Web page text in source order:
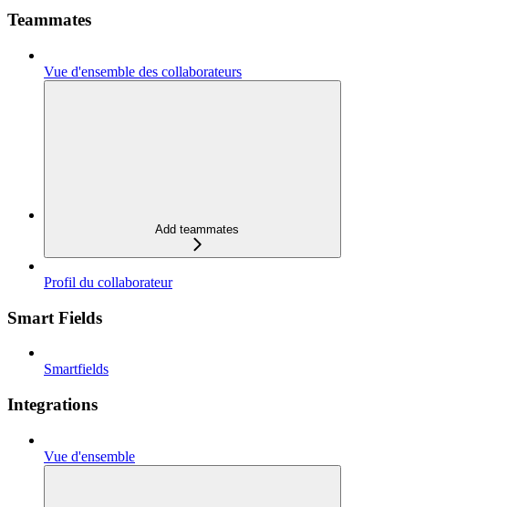
Teammates
Vue d'ensemble des collaborateurs
Add teammates
Profil du collaborateur
Smart Fields
Smartfields
Integrations
Vue d'ensemble